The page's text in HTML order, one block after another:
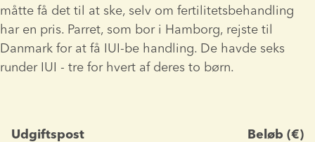
måtte få det til at ske, selv om fertilitetsbehandling
har en pris. Parret, som bor i Hamborg, rejste til
Danmark for at få IUI-be handling. De havde seks
runder IUI - tre for hvert af deres to børn.
Udgiftspost Beløb (€)